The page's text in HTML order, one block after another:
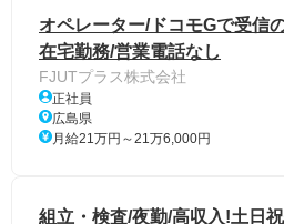
オペレーター/ドコモGで受信
在宅勤務/営業電話なし
FJUTプラス株式会社
正社員
広島県
月給21万円～21万6,000円
組立・検査/夜勤/高収入!土日